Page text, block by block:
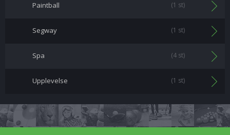
Paintball (1 st)
Segway (1 st)
Spa (4 st)
Upplevelse (1 st)